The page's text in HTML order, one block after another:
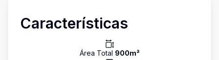
Características
Área Total 900m²